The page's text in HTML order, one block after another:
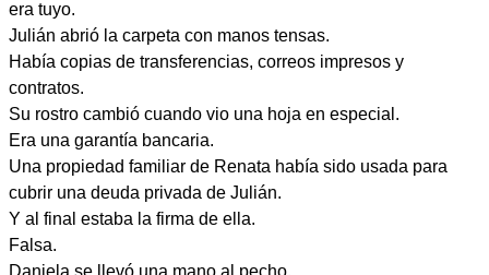
era tuyo.
Julián abrió la carpeta con manos tensas.
Había copias de transferencias, correos impresos y
contratos.
Su rostro cambió cuando vio una hoja en especial.
Era una garantía bancaria.
Una propiedad familiar de Renata había sido usada para
cubrir una deuda privada de Julián.
Y al final estaba la firma de ella.
Falsa.
Daniela se llevó una mano al pecho.